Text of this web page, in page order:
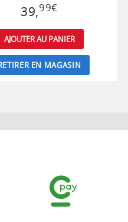
39,99€
AJOUTER AU PANIER
EN MAGASIN